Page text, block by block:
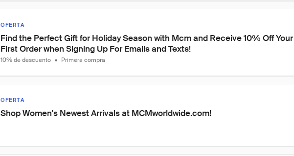
OFERTA
Find the Perfect Gift for Holiday Season with Mcm and Receive 10% Off Your
First Order when Signing Up For Emails and Texts!
10% de descuento • Primera compra
OFERTA
Shop Women's Newest Arrivals at MCMworldwide.com!